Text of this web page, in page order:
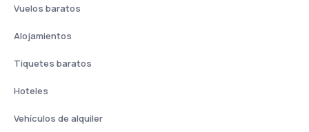
Vuelos baratos
Alojamientos
Tiquetes baratos
Hoteles
Vehículos de alquiler